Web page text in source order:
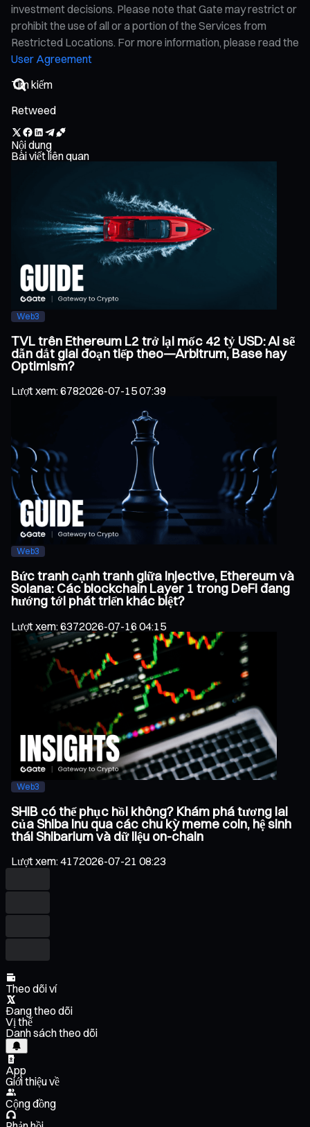
investment decisions. Please note that Gate may restrict or
prohibit the use of all or a portion of the Services from
Restricted Locations. For more information, please read the
User Agreement
Retweed
Nội dung
Bài viết liên quan
Web3
TVL trên Ethereum L2 trở lại mốc 42 tỷ USD: Ai sẽ
dẫn dắt giai đoạn tiếp theo—Arbitrum, Base hay
Optimism?
Lượt xem:6782026-07-15 07:39
Web3
Bức tranh cạnh tranh giữa Injective, Ethereum và
Solana: Các blockchain Layer 1 trong DeFi đang
hướng tới phát triển khác biệt?
Lượt xem:6372026-07-16 04:15
Web3
SHIB có thể phục hồi không? Khám phá tương lai
của Shiba Inu qua các chu kỳ meme coin, hệ sinh
thái Shibarium và dữ liệu on-chain
Lượt xem:4172026-07-21 08:23
Theo dõi ví
Đang theo dõi
Vị thế
Danh sách theo dõi
App
Giới thiệu về
Cộng đồng